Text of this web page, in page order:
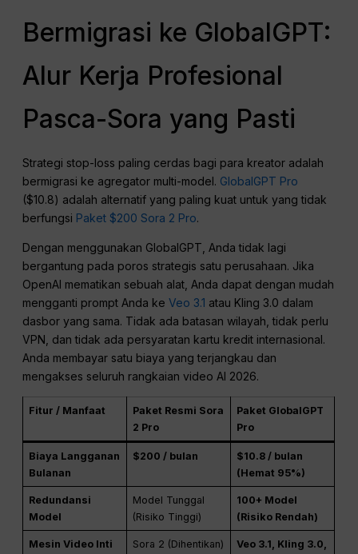
Bermigrasi ke GlobalGPT:
Alur Kerja Profesional
Pasca-Sora yang Pasti
Strategi stop-loss paling cerdas bagi para kreator adalah
bermigrasi ke agregator multi-model. GlobalGPT Pro
($10.8) adalah alternatif yang paling kuat untuk yang tidak
berfungsi Paket $200 Sora 2 Pro.
Dengan menggunakan GlobalGPT, Anda tidak lagi
bergantung pada poros strategis satu perusahaan. Jika
OpenAI mematikan sebuah alat, Anda dapat dengan mudah
mengganti prompt Anda keVeo 3.1 atau Kling 3.0 dalam
dasbor yang sama. Tidak ada batasan wilayah, tidak perlu
VPN, dan tidak ada persyaratan kartu kredit internasional.
Anda membayar satu biaya yang terjangkau dan
mengakses seluruh rangkaian video AI 2026.
Fitur / Manfaat
Paket Resmi Sora
2 Pro
Paket GlobalGPT
Pro
Biaya Langganan
Bulanan
$200 / bulan
$10.8 / bulan
(Hemat 95%)
Redundansi
Model
Model Tunggal
(Risiko Tinggi)
100+ Model
(Risiko Rendah)
Mesin Video Inti Sora 2 (Dihentikan)
Veo 3.1, Kling 3.0,